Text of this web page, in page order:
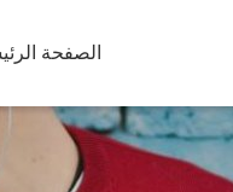
الصفحة